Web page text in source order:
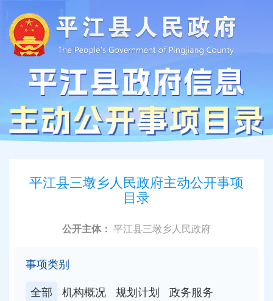
平江县三墩乡人民政府主动公开事项
目录
公开主体： 平江县三墩乡人民政府
事项类别
全部 机构概况 规划计划
政务服务